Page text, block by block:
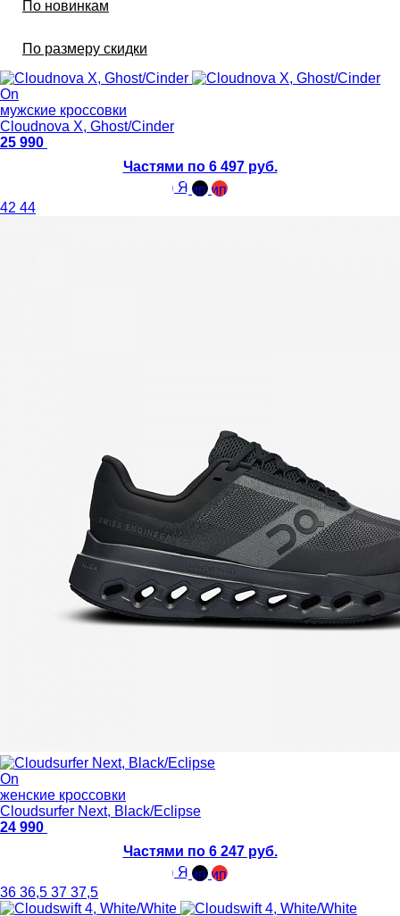
По новинкам
По размеру скидки
On
мужские кроссовки
Cloudnova X, Ghost/Cinder
25 990
Частями по 6 497 руб.
42 44
On
женские кроссовки
Cloudsurfer Next, Black/Eclipse
24 990
Частями по 6 247 руб.
36 36,5 37 37,5